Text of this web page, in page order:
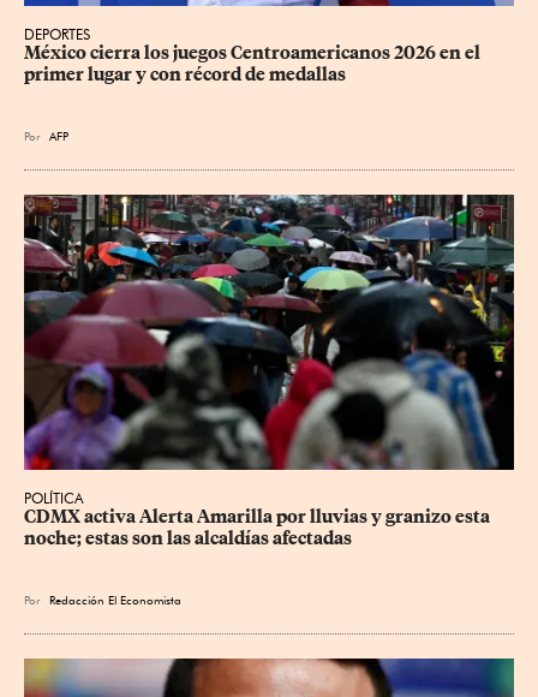
DEPORTES
México cierra los juegos Centroamericanos 2026 en el
primer lugar y con récord de medallas
Por AFP
POLÍTICA
CDMX activa Alerta Amarilla por lluvias y granizo esta
noche; estas son las alcaldías afectadas
Por Redacción El Economista